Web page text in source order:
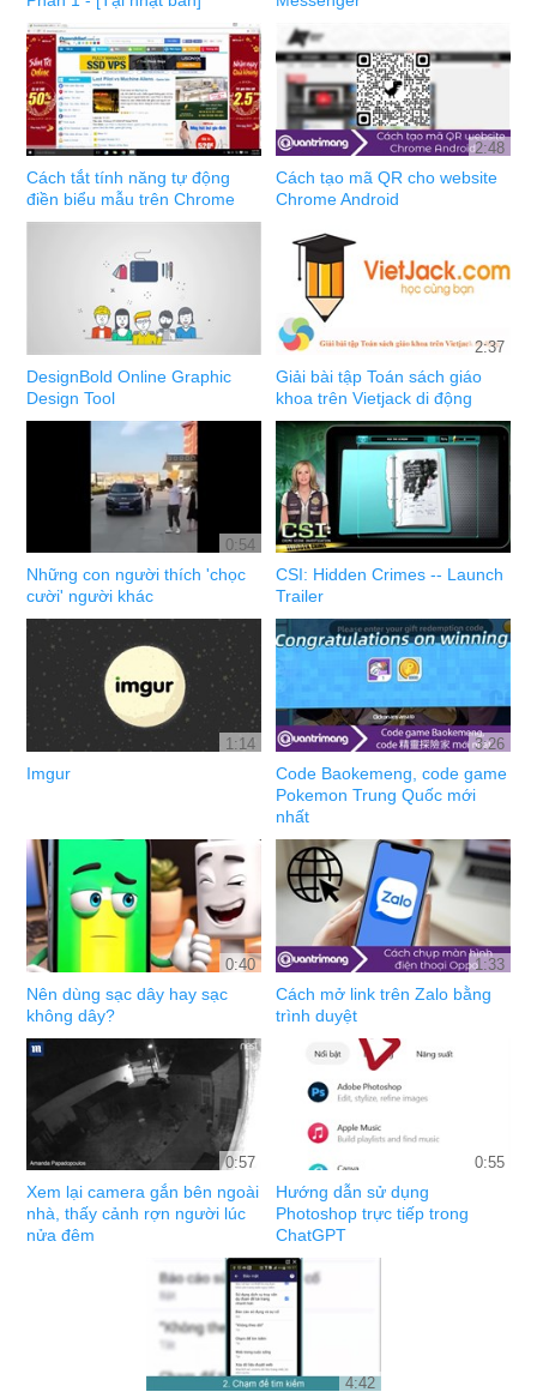
Cách tắt tính năng tự động
điền biểu mẫu trên Chrome
2:48
Cách tạo mã QR cho website
Chrome Android
DesignBold Online Graphic
Design Tool
2:37
Giải bài tập Toán sách giáo
khoa trên Vietjack di động
0:54
Những con người thích 'chọc
cười' người khác
CSI: Hidden Crimes -- Launch
Trailer
1:14
Imgur
3:26
Code Baokemeng, code game
Pokemon Trung Quốc mới
nhất
0:40
Nên dùng sạc dây hay sạc
không dây?
1:33
Cách mở link trên Zalo bằng
trình duyệt
0:57
Xem lại camera gắn bên ngoài
nhà, thấy cảnh rợn người lúc
nửa đêm
0:55
Hướng dẫn sử dụng
Photoshop trực tiếp trong
ChatGPT
4:42